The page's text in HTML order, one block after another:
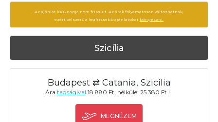
Az ajánlat 1866 napja nem frissült. Az árak folyamatosan változhatnak,
ezért célszerű a legfrissebb ajánlatokat böngészni.
Szicília
Budapest ⇄ Catania, Szicília
Ára tagságival 18.880 Ft, nélküle: 25.380 Ft !
MEGNÉZEM